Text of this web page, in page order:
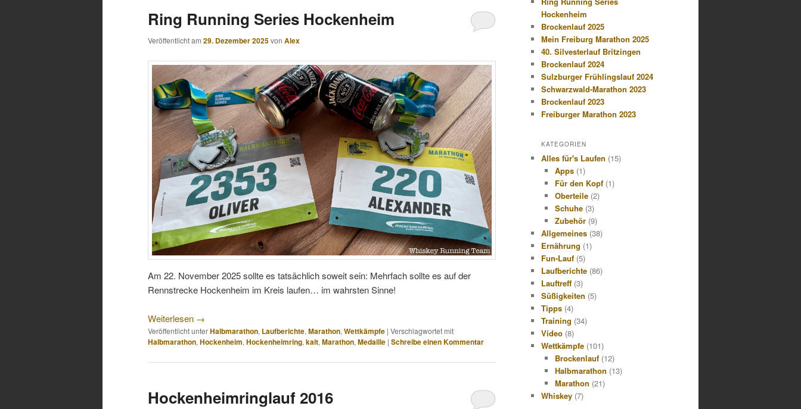
Ring Running Series Hockenheim
Veröffentlicht am 29. Dezember 2025von Alex
Am 22. November 2025 sollte es tatsächlich soweit sein: Mehrfach sollte es auf der
Rennstrecke Hockenheim im Kreis laufen… im wahrsten Sinne!
Weiterlesen →
Veröffentlicht unterHalbmarathon, Laufberichte, Marathon, Wettkämpfe | Verschlagwortet mit
Halbmarathon, Hockenheim, Hockenheimring, kalt, Marathon, Medaille | Schreibe einen Kommentar
Hockenheimringlauf 2016
Hockenheim
Brockenlauf 2025
Mein Freiburg Marathon 2025
40. Silvesterlauf Britzingen
Brockenlauf 2024
Sulzburger Frühlingslauf 2024
Schwarzwald-Marathon 2023
Brockenlauf 2023
Freiburger Marathon 2023
KATEGORIEN
Alles für's Laufen (15)
Apps(1)
Für den Kopf(1)
Oberteile(2)
Schuhe(3)
Zubehör(9)
Allgemeines (38)
Ernährung (1)
Fun-Lauf (5)
Laufberichte (86)
Lauftreff (3)
Süßigkeiten (5)
Tipps (4)
Training (34)
Video (8)
Wettkämpfe (101)
Brockenlauf(12)
Halbmarathon (13)
Marathon (21)
Whiskey (7)